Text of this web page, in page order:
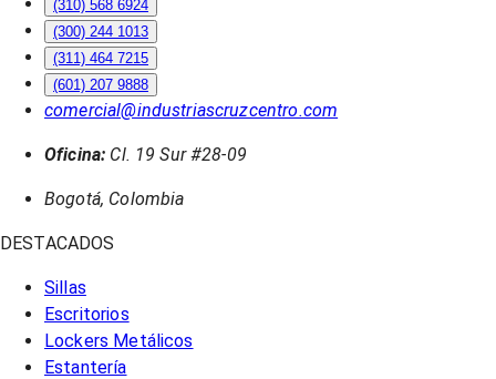
(310) 568 6924
(300) 244 1013
(311) 464 7215
(601) 207 9888
comercial@industriascruzcentro.com
Oficina: Cl. 19 Sur #28-09
Bogotá, Colombia
DESTACADOS
Sillas
Escritorios
Lockers Metálicos
Estantería